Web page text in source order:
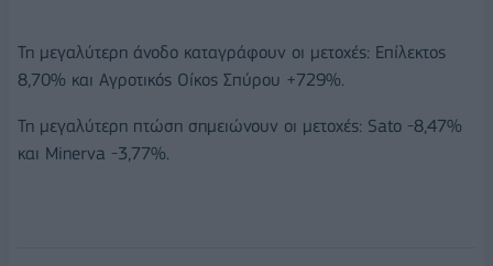
Τη μεγαλύτερη άνοδο καταγράφουν οι μετοχές: Επίλεκτος
8,70% και Αγροτικός Οίκος Σπύρου +729%.
Τη μεγαλύτερη πτώση σημειώνουν οι μετοχές: Sato -8,47%
και Minerva -3,77%.